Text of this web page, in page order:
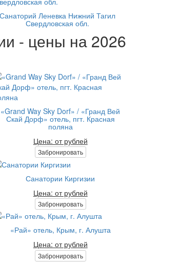
Санаторий Леневка Нижний Тагил
Свердловская обл.
- цены на 2026
«Grand Way Sky Dorf» / «Гранд Вей
Скай Дорф» отель, пгт. Красная
поляна
Цена: от рублей
Забронировать
Санатории Киргизии
Цена: от рублей
Забронировать
«Рай» отель, Крым, г. Алушта
Цена: от рублей
Забронировать